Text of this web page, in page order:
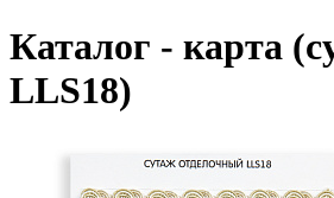
Каталог - карта
LLS18)